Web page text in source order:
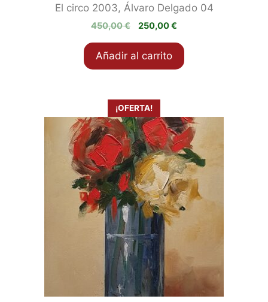
El circo 2003, Álvaro Delgado 04
450,00€
El
original
era:
250,00€
actual
es:
Añadir al carrito
¡OFERTA!